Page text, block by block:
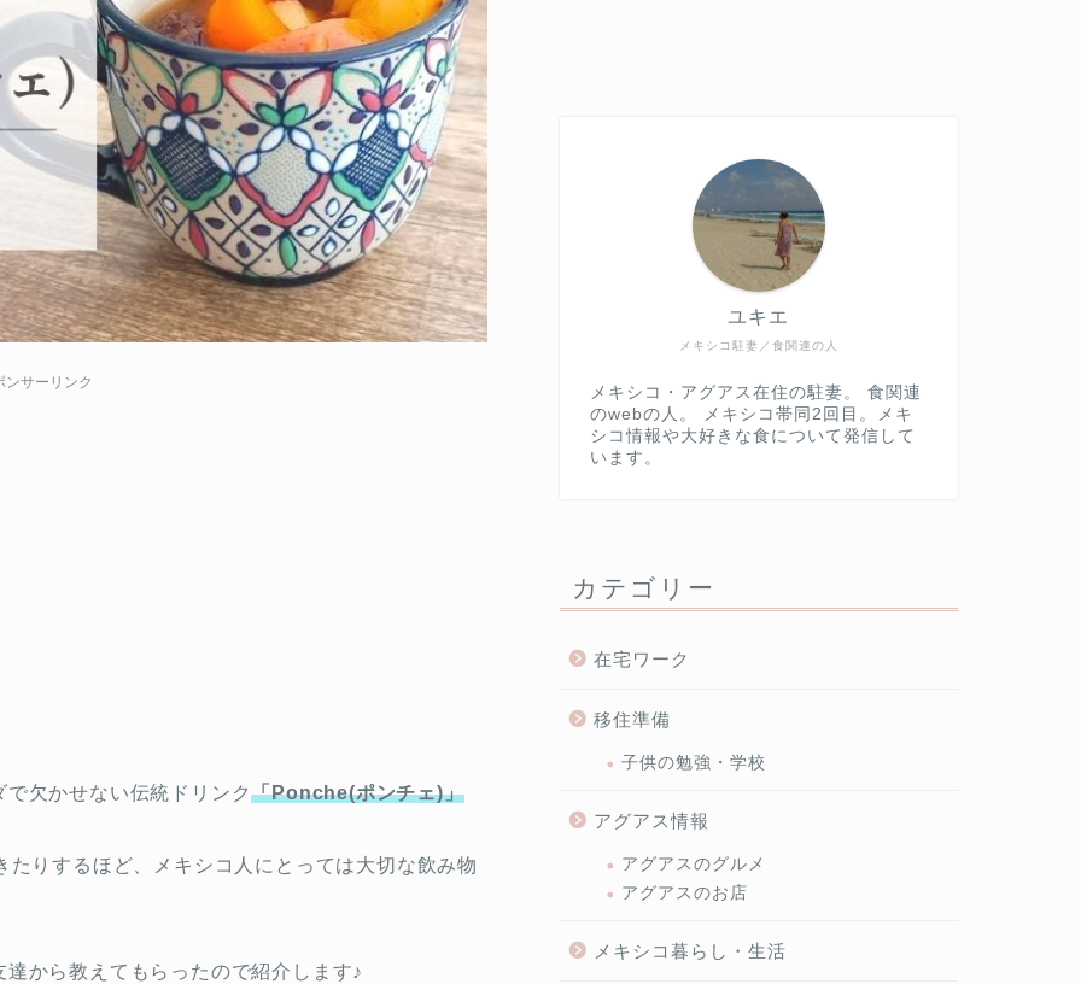
ンサーリンク
欠かせない伝統ドリンク「Ponche(ポンチェ)」
りするほど、メキシコ人にとっては大切な飲み物
から教えてもらったので紹介します♪
メキシコ駐妻／食関連の人
ユキエ
メキシコ・アグアス在住の駐妻。 食関連
のwebの人。 メキシコ帯同2回目。メキ
シコ情報や大好きな食について発信して
います。
カテゴリー
在宅ワーク
移住準備
子供の勉強・学校
アグアス情報
アグアスのグルメ
アグアスのお店
メキシコ暮らし・生活